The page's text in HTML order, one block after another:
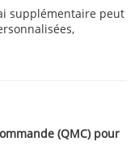
supplémentaire peut
(QMC) pour